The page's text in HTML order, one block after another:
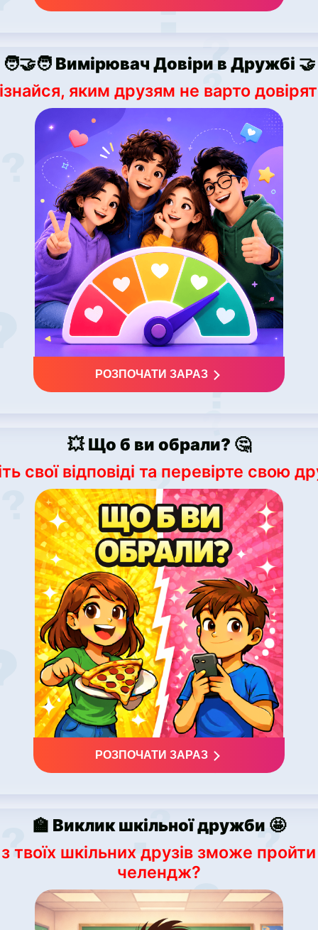
🧑‍🤝‍🧑 Вимірювач Довіри в Дружбі 🤝
яким друзям не варто
РОЗПОЧАТИ ЗАРАЗ
💥 Що б ви обрали? 🤔
свої відповіді та перевірте свою
РОЗПОЧАТИ ЗАРАЗ
🏫 Виклик шкільної дружби 🤩
твоїх шкільних друзів зможе
челендж?